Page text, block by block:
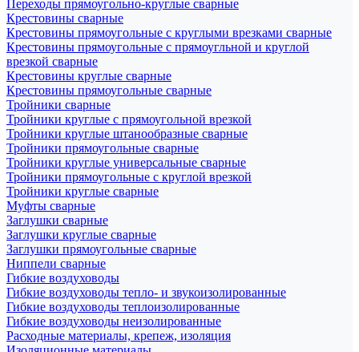
Переходы прямоугольно-круглые сварные
Крестовины сварные
Крестовины прямоугольные с круглыми врезками сварные
Крестовины прямоугольные с прямоугльной и круглой
врезкой сварные
Крестовины круглые сварные
Крестовины прямоугольные сварные
Тройники сварные
Тройники круглые с прямоугольной врезкой
Тройники круглые штанообразные сварные
Тройники прямоугольные сварные
Тройники круглые универсальные сварные
Тройники прямоугольные с круглой врезкой
Тройники круглые сварные
Муфты сварные
Заглушки сварные
Заглушки круглые сварные
Заглушки прямоугольные сварные
Ниппели сварные
Гибкие воздуховоды
Гибкие воздуховоды тепло- и звукоизолированные
Гибкие воздуховоды теплоизолированные
Гибкие воздуховоды неизолированные
Расходные материалы, крепеж, изоляция